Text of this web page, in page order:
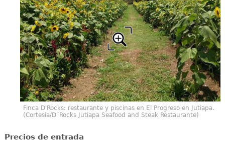
Finca D'Rocks: restaurante y piscinas en El Progreso en Jutiapa.
(Cortesía/D´Rocks Jutiapa Seafood and Steak Restaurante)
Precios de entrada